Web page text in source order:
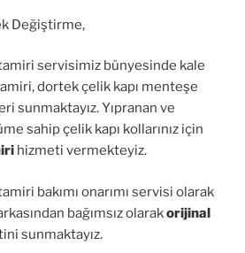
Değiştirme,
servisimiz bünyesinde kale
dortek çelik kapı menteşe
sunmaktayız. Yıpranan ve
sahip çelik kapı kollarınız için
hizmeti vermekteyiz.
bakımı onarımı servisi olarak
bağımsız olarakorijinal
sunmaktayız.